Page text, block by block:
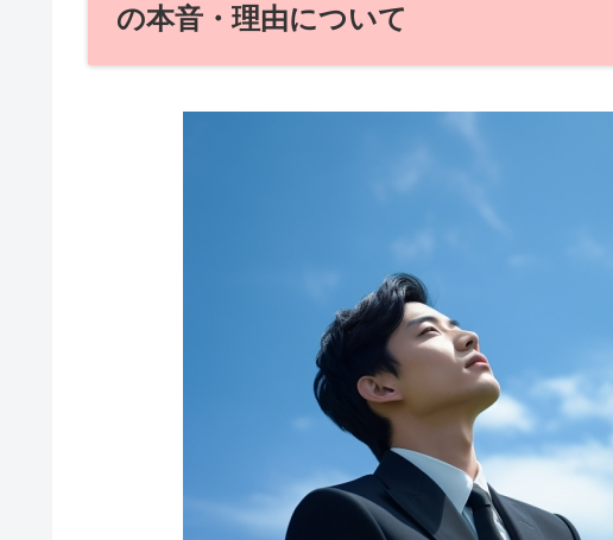
の本音・理由について